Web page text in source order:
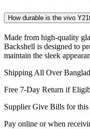
How durable is the vivo
Made from high-quality
Backshell is designed to
maintain the sleek
Shipping All Over
Free 7-Day Return if
Supplier Give Bills for this
Pay online or when